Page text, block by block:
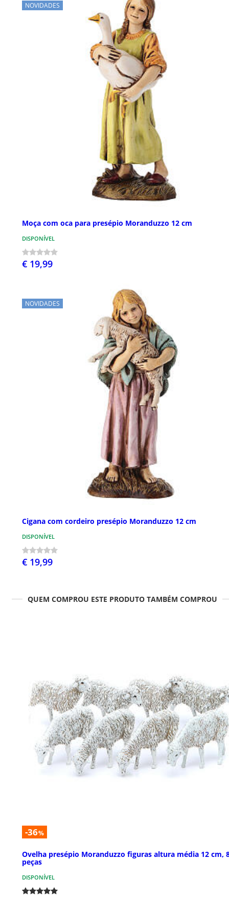
NOVIDADES
Moça com oca para presépio Moranduzzo 12 cm
DISPONÍVEL
€ 19,99
NOVIDADES
Cigana com cordeiro presépio Moranduzzo 12 cm
DISPONÍVEL
€ 19,99
QUEM COMPROU ESTE PRODUTO TAMBÉM COMPROU
-36%
Ovelha presépio Moranduzzo figuras altura média 12 cm,
peças
DISPONÍVEL